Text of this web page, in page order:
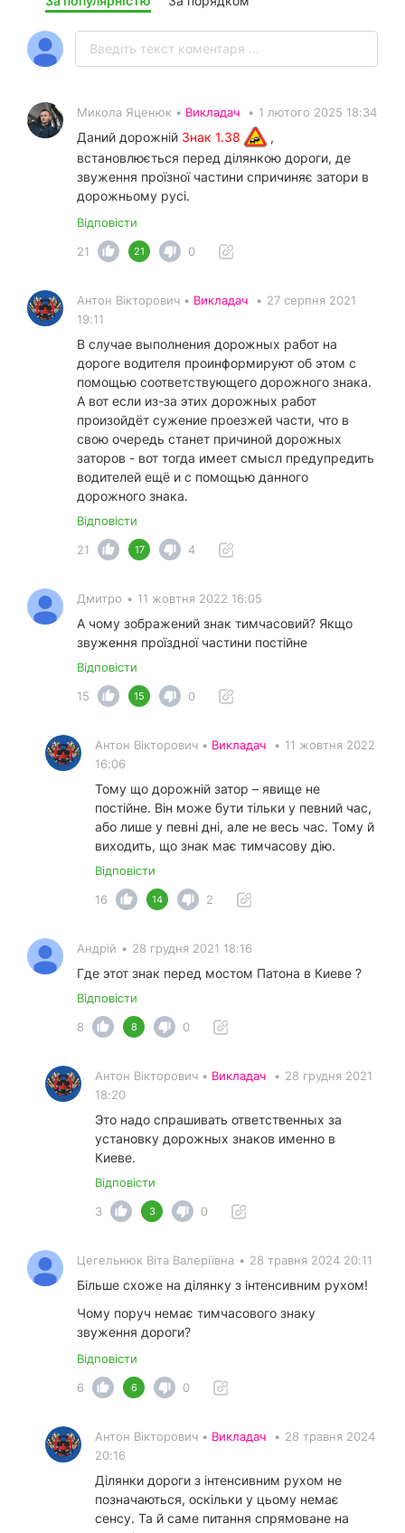
Микола Яценюк • Викладач • 1 лютого 2025 18:34
Даний дорожній Знак 1.38
,
встановлюється перед ділянкою дороги, де
звуження проїзної частини спричиняє затори в
дорожньому русі.
Відповісти
21
21 0
Антон Вікторович • Викладач • 27 серпня 2021
19:11
В случае выполнения дорожных работ на
дороге водителя проинформируют об этом с
помощью соответствующего дорожного знака.
А вот если из-за этих дорожных работ
произойдёт сужение проезжей части, что в
свою очередь станет причиной дорожных
заторов - вот тогда имеет смысл предупредить
водителей ещё и с помощью данного
дорожного знака.
Відповісти
21
17 4
Дмитро • 11 жовтня 2022 16:05
А чому зображений знак тимчасовий? Якщо
звуження проїздної частини постійне
Відповісти
15
15 0
Антон Вікторович • Викладач • 11 жовтня 2022
16:06
Тому що дорожній затор – явище не
постійне. Він може бути тільки у певний час,
або лише у певні дні, але не весь час. Тому й
виходить, що знак має тимчасову дію.
Відповісти
16
14 2
Андрій • 28 грудня 2021 18:16
Где этот знак перед мостом Патона в Киеве ?
Відповісти
8
8 0
Антон Вікторович • Викладач • 28 грудня 2021
18:20
Это надо спрашивать ответственных за
установку дорожных знаков именно в
Киеве.
Відповісти
3
3 0
Цегельнюк Віта Валеріївна • 28 травня 2024 20:11
Більше схоже на ділянку з інтенсивним рухом!
Чому поруч немає тимчасового знаку
звуження дороги?
Відповісти
6
6 0
Антон Вікторович • Викладач • 28 травня 2024
20:16
Ділянки дороги з інтенсивним рухом не
позначаються, оскільки у цьому немає
сенсу. Та й саме питання спрямоване на